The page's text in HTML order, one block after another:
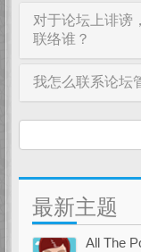
对于论坛上诽谤
联络谁？
我怎么联系论坛
最新主题
All The